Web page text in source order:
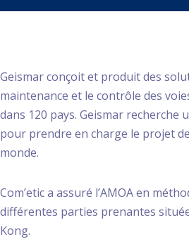
Geismar conçoit et produit des
maintenance et le contrôle des
dans 120 pays. Geismar
pour prendre en charge le projet
monde.
Com’etic a assuré l’AMOA en
différentes parties prenantes
Kong.